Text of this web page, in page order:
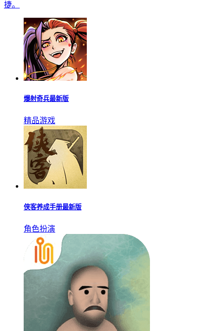
捷。
爆射奇兵最新版
精品游戏
侠客养成手册最新版
角色扮演